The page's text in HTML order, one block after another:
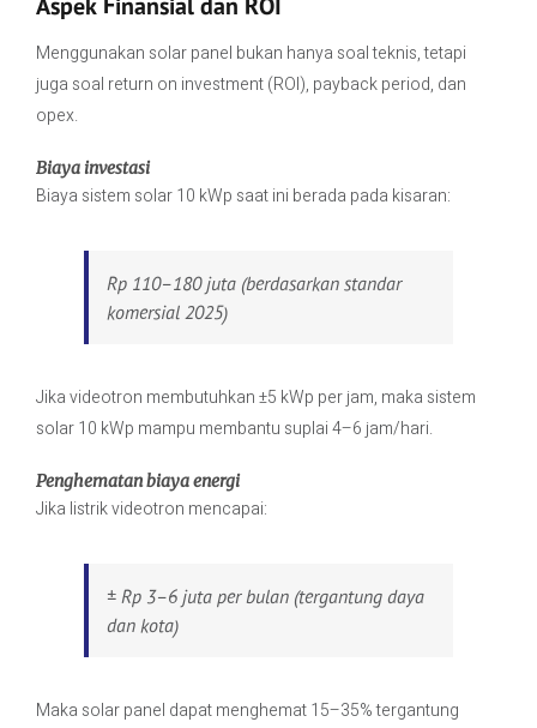
Menggunakan solar panel bukan hanya soal teknis, tetapi
juga soal return on investment (ROI), payback period, dan
opex.
Biaya investasi
Biaya sistem solar 10 kWp saat ini berada pada kisaran:
Rp 110–180 juta (berdasarkan standar
komersial 2025)
Jika videotron membutuhkan ±5 kWp per jam, maka sistem
solar 10 kWp mampu membantu suplai 4–6 jam/hari.
Penghematan biaya energi
Jika listrik videotron mencapai:
± Rp 3–6 juta per bulan (tergantung daya
dan kota)
Maka solar panel dapat menghemat 15–35% tergantung